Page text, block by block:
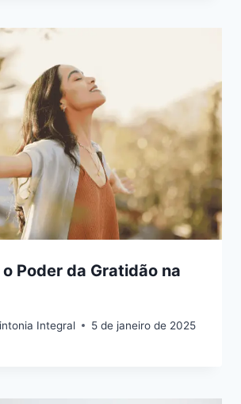
Poder da Gratidão na
Integral 5 de janeiro de 2025